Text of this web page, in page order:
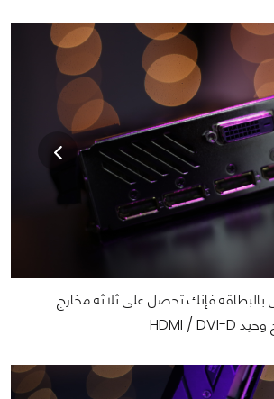
بالبطاقة فإنك تحصل على ثلاثة مخارج